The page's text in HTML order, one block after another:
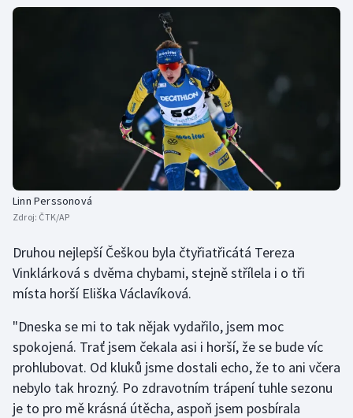
Linn Perssonová
Zdroj: ČTK/AP
Druhou nejlepší Češkou byla čtyřiatřicátá Tereza
Vinklárková s dvěma chybami, stejně střílela i o tři
místa horší Eliška Václavíková.
"Dneska se mi to tak nějak vydařilo, jsem moc
spokojená. Trať jsem čekala asi i horší, že se bude víc
prohlubovat. Od kluků jsme dostali echo, že to ani včera
nebylo tak hrozný. Po zdravotním trápení tuhle sezonu
je to pro mě krásná útěcha, aspoň jsem posbírala